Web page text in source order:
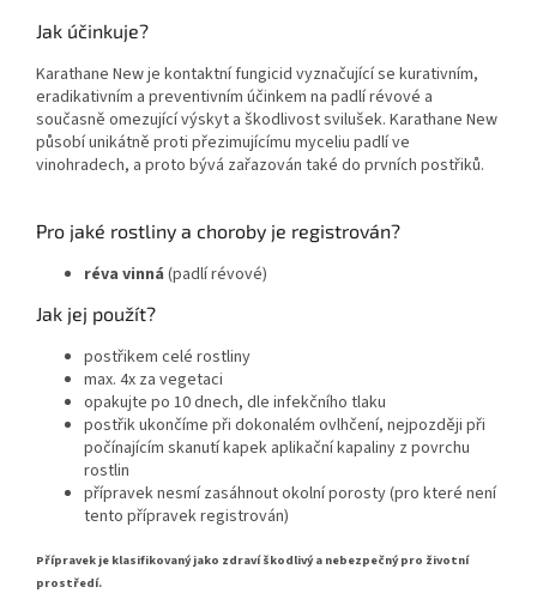
Jak účinkuje?
Karathane New je kontaktní fungicid vyznačující se kurativním,
eradikativním a preventivním účinkem na padlí révové a
současně omezující výskyt a škodlivost svilušek. Karathane New
působí unikátně proti přezimujícímu myceliu padlí ve
vinohradech, a proto bývá zařazován také do prvních postřiků.
Pro jaké rostliny a choroby je registrován?
réva vinná (padlí révové)
Jak jej použít?
postřikem celé rostliny
max. 4x za vegetaci
opakujte po 10 dnech, dle infekčního tlaku
postřik ukončíme při dokonalém ovlhčení, nejpozději při
počínajícím skanutí kapek aplikační kapaliny z povrchu
rostlin
přípravek nesmí zasáhnout okolní porosty (pro které není
tento přípravek registrován)
Přípravek je klasifikovaný jako zdraví škodlivý a nebezpečný pro životní
prostředí.